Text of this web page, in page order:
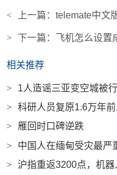
< 上一篇：telemate中文
> 下一篇： 飞机怎么设置成人内
相关推荐
>
1人造谣三亚变空城被
>
科研人员复原1.6万年
>
雁回时口碑逆跌
>
中国人在缅甸受灾最严
>
沪指重返3200点，机器人等三